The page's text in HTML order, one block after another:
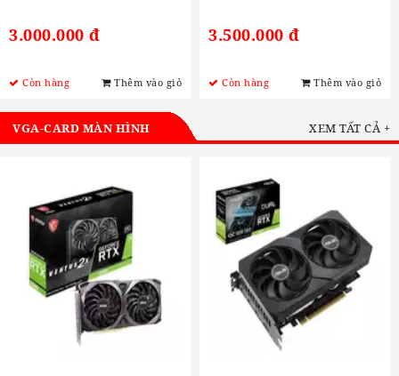
3.000.000 đ
Còn hàng Thêm vào giỏ
3.500.000 đ
Còn hàng Thêm vào giỏ
VGA-CARD MÀN HÌNH XEM TẤT CẢ +